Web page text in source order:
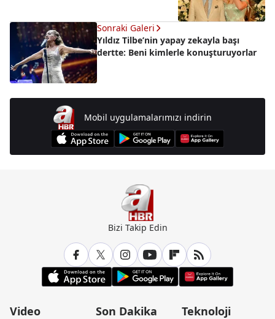
Sonraki Galeri
Yıldız Tilbe’nin yapay zekayla başı
dertte: Beni kimlerle konuşturuyorlar
Mobil uygulamalarımızı indirin
Bizi Takip Edin
Video Son Dakika Teknoloji